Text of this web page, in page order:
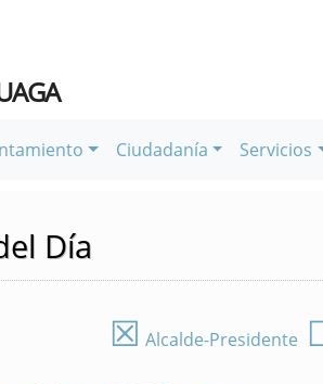
Ciudadanía Servicios
Día
☒ Alcalde-Presidente